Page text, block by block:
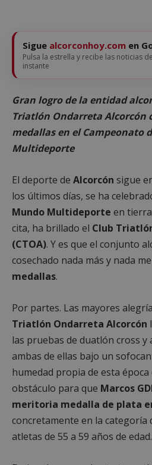
Sigue alcorconhoy.com en
Pulsa la estrella y recibe las noticias
instante
Gran logro de la entidad
Triatlón Ondarreta Alcorcón
medallas en el Campeonato
Multideporte
El deporte de Alcorcón sigue
los últimos días, se ha
Mundo Multideporte en
cita, ha brillado el Club
(CTOA). Y es que el conjunto
cosechado nada más y nada
medallas.
Por partes. Las mayores
Triatlón Ondarreta Alcorcón
las pruebas de duatlón cross y
ambas de ellas bajo un
humedad propia de esta
obstáculo para que Marcos
meritoria medalla de plata
concretamente en la categoría
atletas de 55 a 59 años de edad.